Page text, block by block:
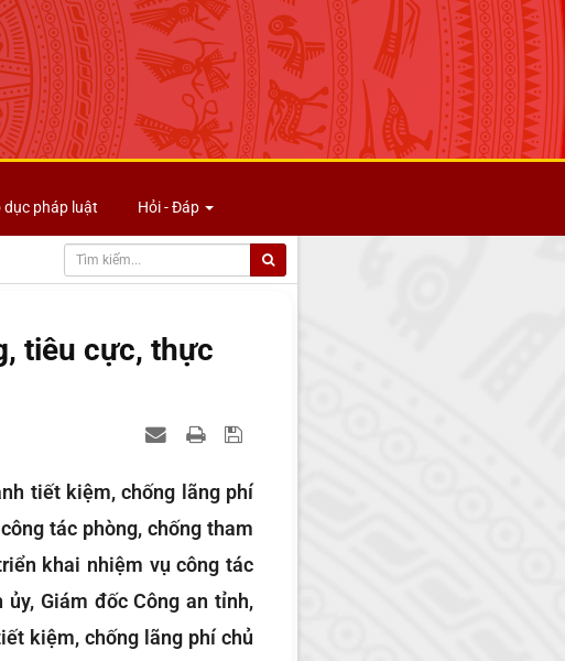
dục pháp luật Hỏi - Đáp
tiêu cực, thực
tiết kiệm, chống lãng phí
tác phòng, chống tham
khai nhiệm vụ công tác
Giám đốc Công an tỉnh,
kiệm, chống lãng phí chủ